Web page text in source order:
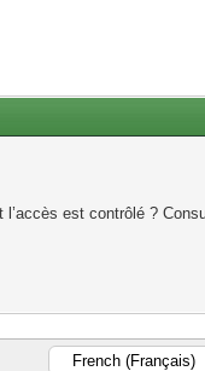
l’accès est contrôlé ?